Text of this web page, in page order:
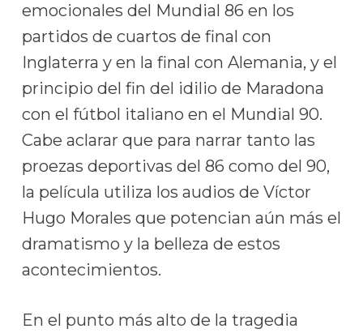
emocionales del Mundial 86 en los
partidos de cuartos de final con
Inglaterra y en la final con Alemania, y el
principio del fin del idilio de Maradona
con el fútbol italiano en el Mundial 90.
Cabe aclarar que para narrar tanto las
proezas deportivas del 86 como del 90,
la película utiliza los audios de Víctor
Hugo Morales que potencian aún más el
dramatismo y la belleza de estos
acontecimientos.
En el punto más alto de la tragedia